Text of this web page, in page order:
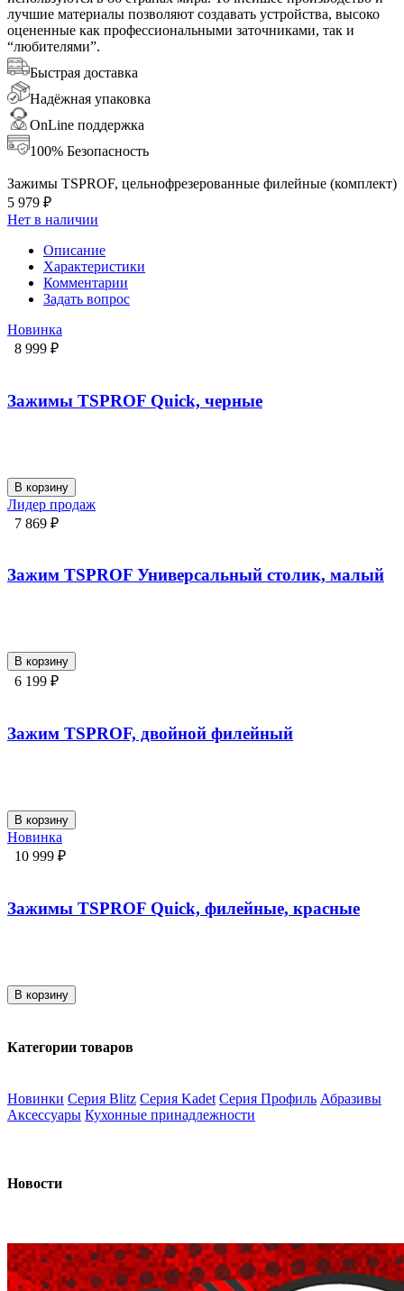
лучшие материалы позволяют создавать устройства, высоко
оцененные как профессиональными заточниками, так и
“любителями”.
Быстрая доставка
Надёжная упаковка
OnLine поддержка
100% Безопасность
Зажимы TSPROF, цельнофрезерованные филейные (комплект)
5 979 ₽
Нет в наличии
Описание
Характеристики
Комментарии
Задать вопрос
Новинка
8 999 ₽
Зажимы TSPROF Quick, черные
В корзину
Лидер продаж
7 869 ₽
Зажим TSPROF Универсальный столик, малый
В корзину
6 199 ₽
Зажим TSPROF, двойной филейный
В корзину
Новинка
10 999 ₽
Зажимы TSPROF Quick, филейные, красные
В корзину
Категории товаров
Новинки Серия Blitz Серия Kadet Серия Профиль Абразивы
Аксессуары Кухонные принадлежности
Новости